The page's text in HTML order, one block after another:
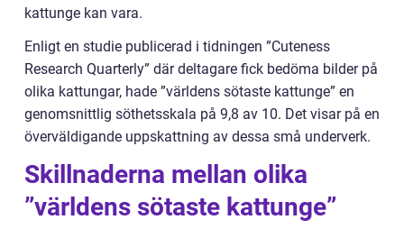
kattunge kan vara.
Enligt en studie publicerad i tidningen ”Cuteness
Research Quarterly” där deltagare fick bedöma bilder på
olika kattungar, hade ”världens sötaste kattunge” en
genomsnittlig söthetsskala på 9,8 av 10. Det visar på en
överväldigande uppskattning av dessa små underverk.
Skillnaderna mellan olika
”världens sötaste kattunge”